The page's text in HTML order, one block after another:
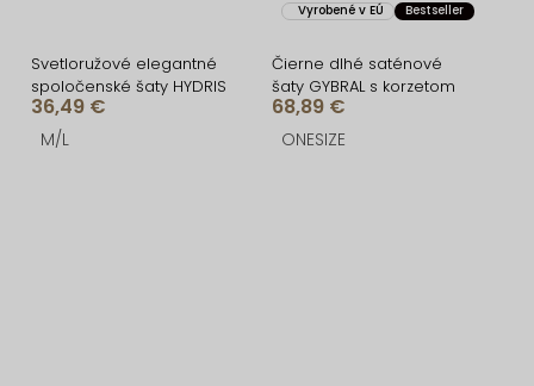
Svetloružové elegantné
spoločenské šaty HYDRIS
36,49 €
M/L
Vyrobené v EÚ Bestseller
Čierne dlhé saténové
šaty GYBRAL s korzetom
68,89 €
ONESIZE